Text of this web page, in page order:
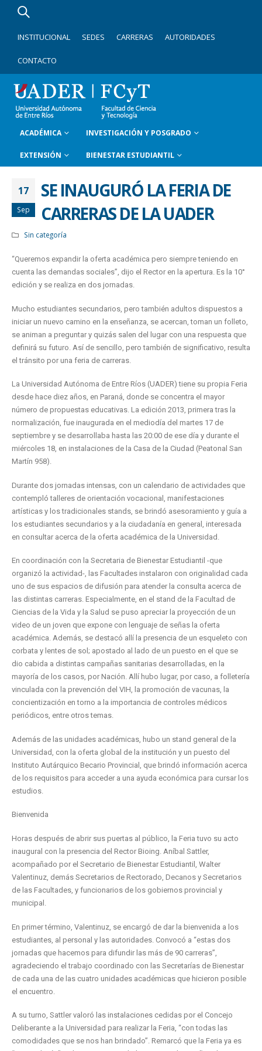
INSTITUCIONAL SEDES CARRERAS AUTORIDADES
CONTACTO
ACADÉMICA INVESTIGACIÓN Y POSGRADO
EXTENSIÓN BIENESTAR ESTUDIANTIL
17
Sep
SE INAUGURÓ LA FERIA DE
CARRERAS DE LA UADER
Sin categoría
“Queremos expandir la oferta académica pero siempre teniendo en
cuenta las demandas sociales”, dijo el Rector en la apertura. Es la 10°
edición y se realiza en dos jornadas.
Mucho estudiantes secundarios, pero también adultos dispuestos a
iniciar un nuevo camino en la enseñanza, se acercan, toman un folleto,
se animan a preguntar y quizás salen del lugar con una respuesta que
definirá su futuro. Así de sencillo, pero también de significativo, resulta
el tránsito por una feria de carreras.
La Universidad Autónoma de Entre Ríos (UADER) tiene su propia Feria
desde hace diez años, en Paraná, donde se concentra el mayor
número de propuestas educativas. La edición 2013, primera tras la
normalización, fue inaugurada en el mediodía del martes 17 de
septiembre y se desarrollaba hasta las 20:00 de ese día y durante el
miércoles 18, en instalaciones de la Casa de la Ciudad (Peatonal San
Martín 958).
Durante dos jornadas intensas, con un calendario de actividades que
contempló talleres de orientación vocacional, manifestaciones
artísticas y los tradicionales stands, se brindó asesoramiento y guía a
los estudiantes secundarios y a la ciudadanía en general, interesada
en consultar acerca de la oferta académica de la Universidad.
En coordinación con la Secretaria de Bienestar Estudiantil -que
organizó la actividad-, las Facultades instalaron con originalidad cada
uno de sus espacios de difusión para atender la consulta acerca de
las distintas carreras. Especialmente, en el stand de la Facultad de
Ciencias de la Vida y la Salud se puso apreciar la proyección de un
video de un joven que expone con lenguaje de señas la oferta
académica. Además, se destacó allí la presencia de un esqueleto con
corbata y lentes de sol; apostado al lado de un puesto en el que se
dio cabida a distintas campañas sanitarias desarrolladas, en la
mayoría de los casos, por Nación. Allí hubo lugar, por caso, a folletería
vinculada con la prevención del VIH, la promoción de vacunas, la
concientización en torno a la importancia de controles médicos
periódicos, entre otros temas.
Además de las unidades académicas, hubo un stand general de la
Universidad, con la oferta global de la institución y un puesto del
Instituto Autárquico Becario Provincial, que brindó información acerca
de los requisitos para acceder a una ayuda económica para cursar los
estudios.
Bienvenida
Horas después de abrir sus puertas al público, la Feria tuvo su acto
inaugural con la presencia del Rector Bioing. Aníbal Sattler,
acompañado por el Secretario de Bienestar Estudiantil, Walter
Valentinuz, demás Secretarios de Rectorado, Decanos y Secretarios
de las Facultades, y funcionarios de los gobiernos provincial y
municipal.
En primer término, Valentinuz, se encargó de dar la bienvenida a los
estudiantes, al personal y las autoridades. Convocó a “estas dos
jornadas que hacemos para difundir las más de 90 carreras”,
agradeciendo el trabajo coordinado con las Secretarías de Bienestar
de cada una de las cuatro unidades académicas que hicieron posible
el encuentro.
A su turno, Sattler valoró las instalaciones cedidas por el Concejo
Deliberante a la Universidad para realizar la Feria, “con todas las
comodidades que se nos han brindado”. Remarcó que la Feria ya es